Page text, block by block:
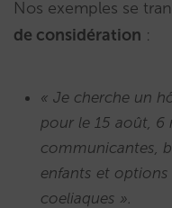
Nos exemples se
de considération :
« Je cherche un
pour le 15 août, 6
communicantes,
enfants et
coeliaques ».